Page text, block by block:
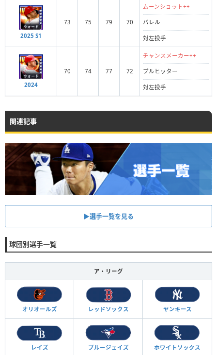
2025 S1
73 75 79 70
ムーンショット++
バレル
対左投手
2024
70 74 77 72
チャンスメーカー++
プルヒッター
対左投手
関連記事
▶︎選手一覧を見る
球団別選手一覧
ア・リーグ
オリオールズ レッドソックス ヤンキース
レイズ ブルージェイズ ホワイトソックス